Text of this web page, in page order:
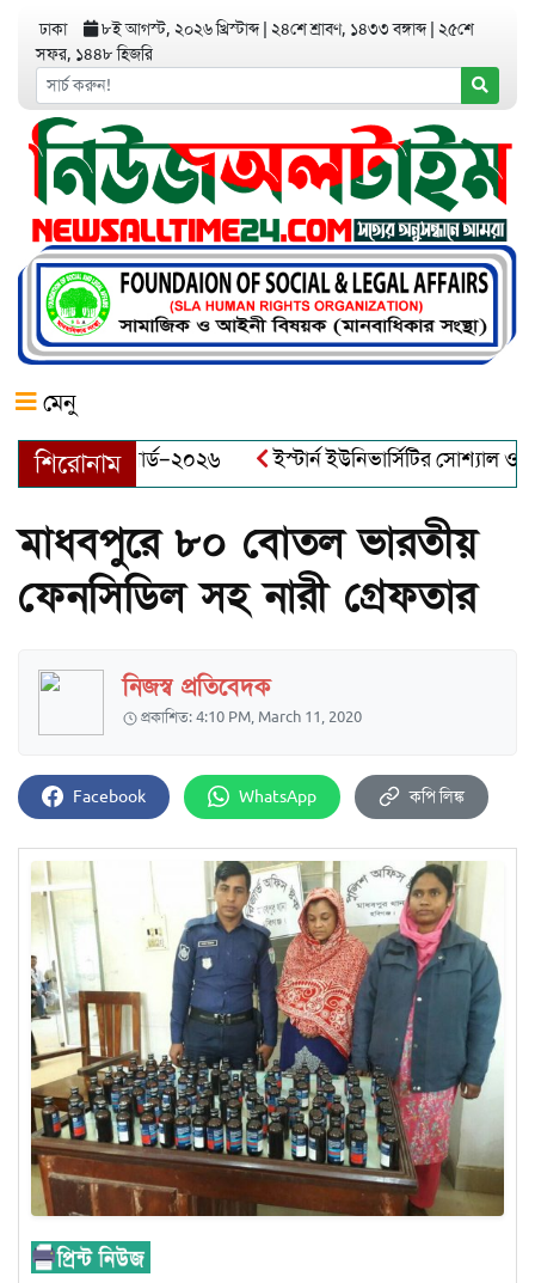
ঢাকা ৮ই আগস্ট, ২০২৬ খ্রিস্টাব্দ ২৪শে শ্রাবণ, ১৪৩৩ বঙ্গাব্দ ২৫শে
সফর, ১৪৪৮ হিজরি
মেনু
শিরোনাম
অ্যাওয়ার্ড–২০২৬ ইস্টার্ন ইউনিভার্সিটির সোশ্যাল
মাধবপুরে ৮০ বোতল ভারতীয়
ফেনসিডিল সহ নারী গ্রেফতার
নিজস্ব প্রতিবেদক
প্রকাশিত: 4:10 PM, March 11, 2020
Facebook WhatsApp কপি লিঙ্ক